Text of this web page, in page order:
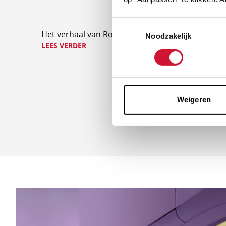
Noodzakelijk
Weigeren
Het verhaal van Rosa
LEES VERDER
verder
Het
verder